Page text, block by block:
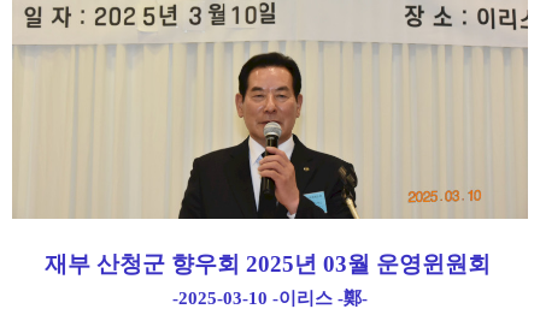
재부 산청군 향우회 2025년 03월 운영윈원회
-2025-03-10 -이리스 -鄭-